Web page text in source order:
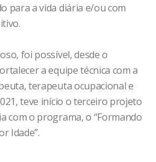
para a vida diária e/ou com
foi possível, desde o
a equipe técnica com a
terapeuta ocupacional e
teve início o terceiro projeto
com o programa, o “Formando
Idade”.